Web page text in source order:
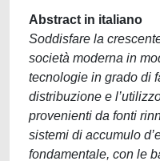
Abstract in italiano
Soddisfare la
società moderna in
tecnologie in grado di
distribuzione e
provenienti da fonti
sistemi di accumulo
fondamentale, con le